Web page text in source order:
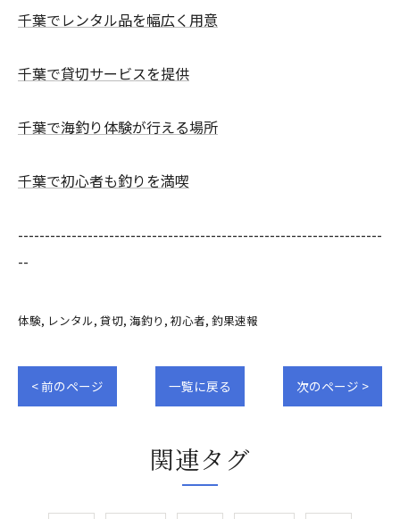
千葉でレンタル品を幅広く用意
千葉で貸切サービスを提供
千葉で海釣り体験が行える場所
千葉で初心者も釣りを満喫
--------------------------------------------------------------------
--
体験 レンタル 貸切 海釣り 初心者 釣果速報
< 前のページ 一覧に戻る 次のページ >
関連タグ